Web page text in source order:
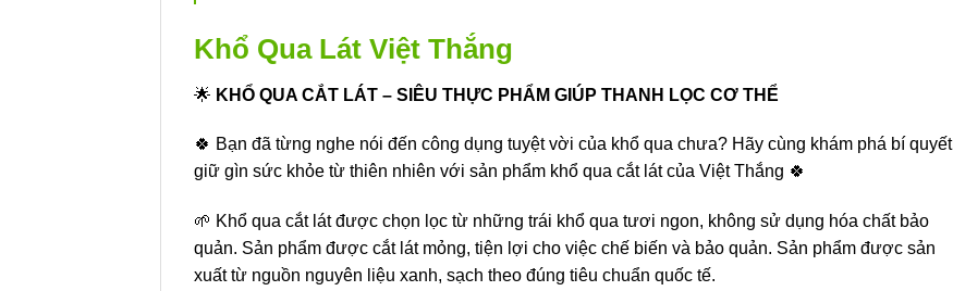
Khổ Qua Lát Việt Thắng
🌟 KHỔ QUA CẮT LÁT – SIÊU THỰC PHẨM GIÚP THANH LỌC CƠ THỂ
🍀 Bạn đã từng nghe nói đến công dụng tuyệt vời của khổ qua chưa? Hãy cùng khám phá bí quyết
giữ gìn sức khỏe từ thiên nhiên với sản phẩm khổ qua cắt lát của Việt Thắng 🍀
🌱 Khổ qua cắt lát được chọn lọc từ những trái khổ qua tươi ngon, không sử dụng hóa chất bảo
quản. Sản phẩm được cắt lát mỏng, tiện lợi cho việc chế biến và bảo quản. Sản phẩm được sản
xuất từ nguồn nguyên liệu xanh, sạch theo đúng tiêu chuẩn quốc tế.